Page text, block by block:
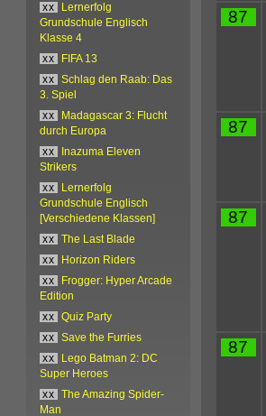
87
87
87
87
xx
Lernerfolg
Grundschule Englisch
Klasse 4
xx
FIFA 13
xx
Schlag den Raab: Das
3. Spiel
xx
Madagascar 3: Flucht
durch Europa
xx
Inazuma Eleven
Strikers
xx
Lernerfolg
Grundschule Englisch
[Verschiedene Klassen]
xx
The Last Blade
xx
Horizon Riders
xx
Frogger: Hyper Arcade
Edition
xx
Quiz Party
xx
Save the Furries
xx
Lego Batman 2: DC
Super Heroes
xx
The Amazing Spider-
Man